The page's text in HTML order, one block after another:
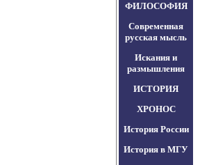
ФИЛОСОФИЯ
Современная
русская мысль
Искания и
размышления
ИСТОРИЯ
ХРОНОС
История России
История в МГУ